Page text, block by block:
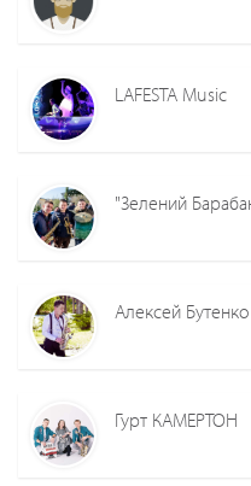
LAFESTA Music
"Зелений
Алексей Бутенко
Гурт КАМЕРТОН